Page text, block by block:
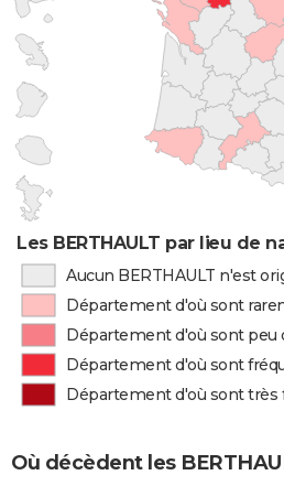
Les BERTHAULT par lieu de
Aucun BERTHAULT n'est
Département d'où sont
Département d'où sont peu
Département d'où sont
Département d'où sont très
Où décèdent les